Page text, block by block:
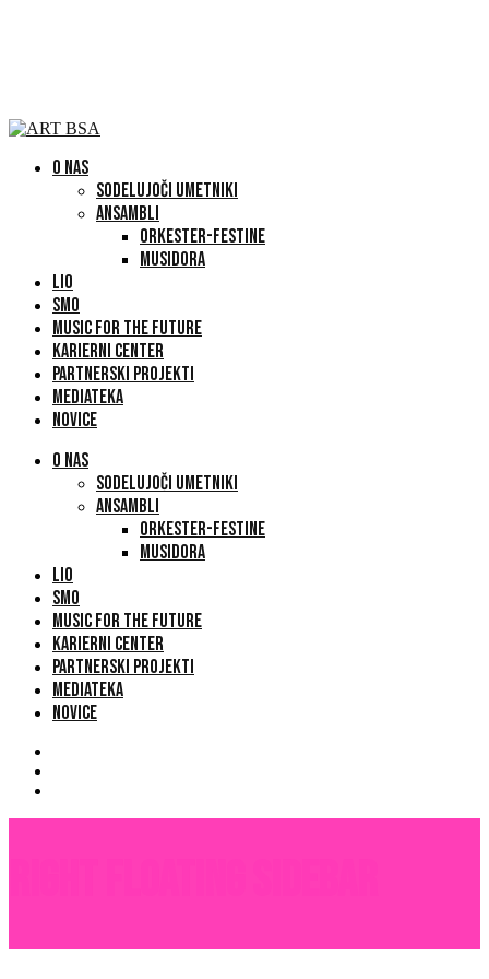
O NAS
SODELUJOČI UMETNIKI
ANSAMBLI
ORKESTER-FESTINE
MUSIDORA
LIO
SMO
MUSIC FOR THE FUTURE
KARIERNI CENTER
PARTNERSKI PROJEKTI
MEDIATEKA
NOVICE
O NAS
SODELUJOČI UMETNIKI
ANSAMBLI
ORKESTER-FESTINE
MUSIDORA
LIO
SMO
MUSIC FOR THE FUTURE
KARIERNI CENTER
PARTNERSKI PROJEKTI
MEDIATEKA
NOVICE